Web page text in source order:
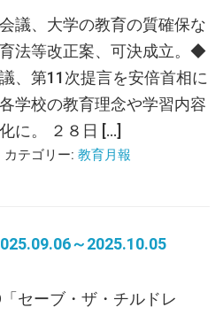
議、大学の教育の質確保な
法等改正案、可決成立。◆
、第11次提言を安倍首相に
学校の教育理念や学習内容
に。 ２８日 […]
カテゴリー: 教育月報
～2025.10.05
セーブ・ザ・チルドレ